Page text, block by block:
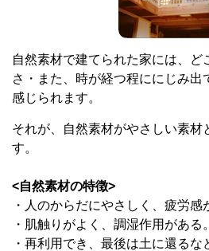
自然素材で建てられた家には、ど
さ・また、時が経つ程ににじみ出
感じられます。
それが、自然素材がやさしい素材
す。
<自然素材の特徴>
・人のからだにやさしく、疲労感
・肌触りがよく、調湿作用がある。
・再利用でき、最後は土に還るな